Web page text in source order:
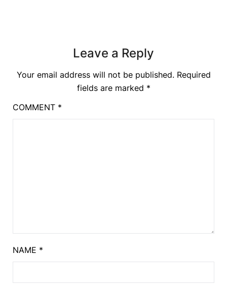
Leave a Reply
Your email address will not be published. Required
fields are marked *
COMMENT *
NAME *